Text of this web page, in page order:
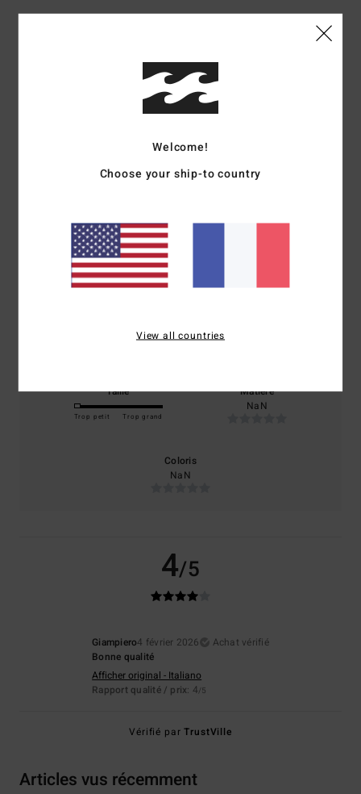
Note moyenne
4.0
basé sur1 avis vérifiés
0% de nos clients recommandent ce produit
Taille
Trop petit Trop grand
Matière
NaN
Coloris
NaN
4/5
Giampiero4 février 2026
Achat vérifié
Bonne qualité
Afficher original - Italiano
Rapport qualité / prix: 4/5
Vérifié parTrustVille
Articles vus récemment
Welcome!
Choose your ship-to country
View all countries